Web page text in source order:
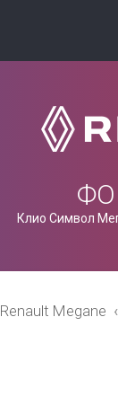
Клио Символ
Renault Megane